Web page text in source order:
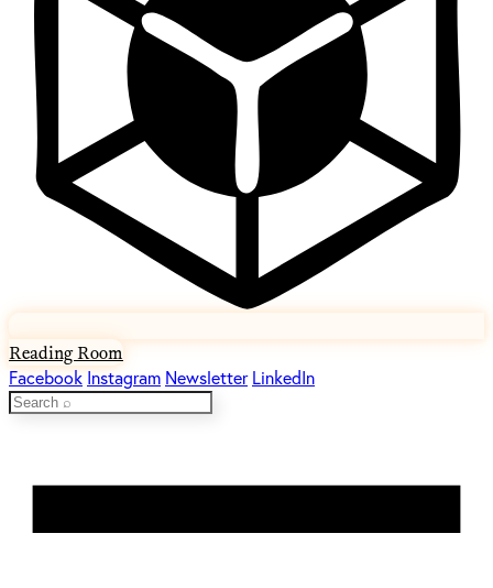
Reading Room
Facebook Instagram Newsletter LinkedIn